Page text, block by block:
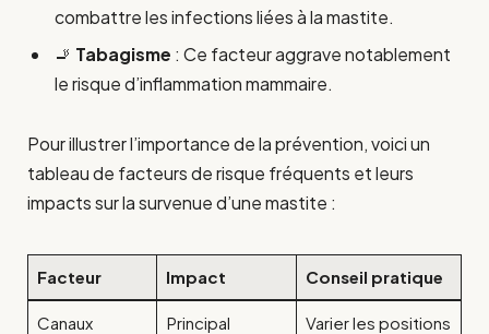
combattre les infections liées à la mastite.
🚬 Tabagisme : Ce facteur aggrave notablement
le risque d’inflammation mammaire.
Pour illustrer l’importance de la prévention, voici un
tableau de facteurs de risque fréquents et leurs
impacts sur la survenue d’une mastite :
Facteur Impact Conseil pratique
Canaux
Principal
Varier les positions